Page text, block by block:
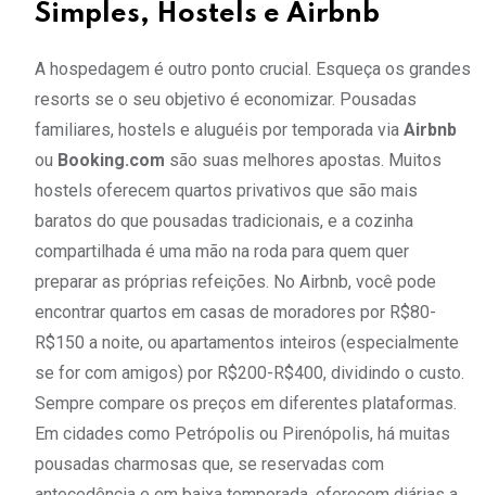
Simples, Hostels e Airbnb
A hospedagem é outro ponto crucial. Esqueça os grandes
resorts se o seu objetivo é economizar. Pousadas
familiares, hostels e aluguéis por temporada via Airbnb
ou Booking.com são suas melhores apostas. Muitos
hostels oferecem quartos privativos que são mais
baratos do que pousadas tradicionais, e a cozinha
compartilhada é uma mão na roda para quem quer
preparar as próprias refeições. No Airbnb, você pode
encontrar quartos em casas de moradores por R$80-
R$150 a noite, ou apartamentos inteiros (especialmente
se for com amigos) por R$200-R$400, dividindo o custo.
Sempre compare os preços em diferentes plataformas.
Em cidades como Petrópolis ou Pirenópolis, há muitas
pousadas charmosas que, se reservadas com